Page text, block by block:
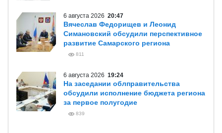
6 августа 2026 20:47
Вячеслав Федорищев и Леонид
Симановский обсудили перспективное
развитие Самарского региона
811
6 августа 2026 19:24
На заседании облправительства
обсудили исполнение бюджета региона
за первое полугодие
839